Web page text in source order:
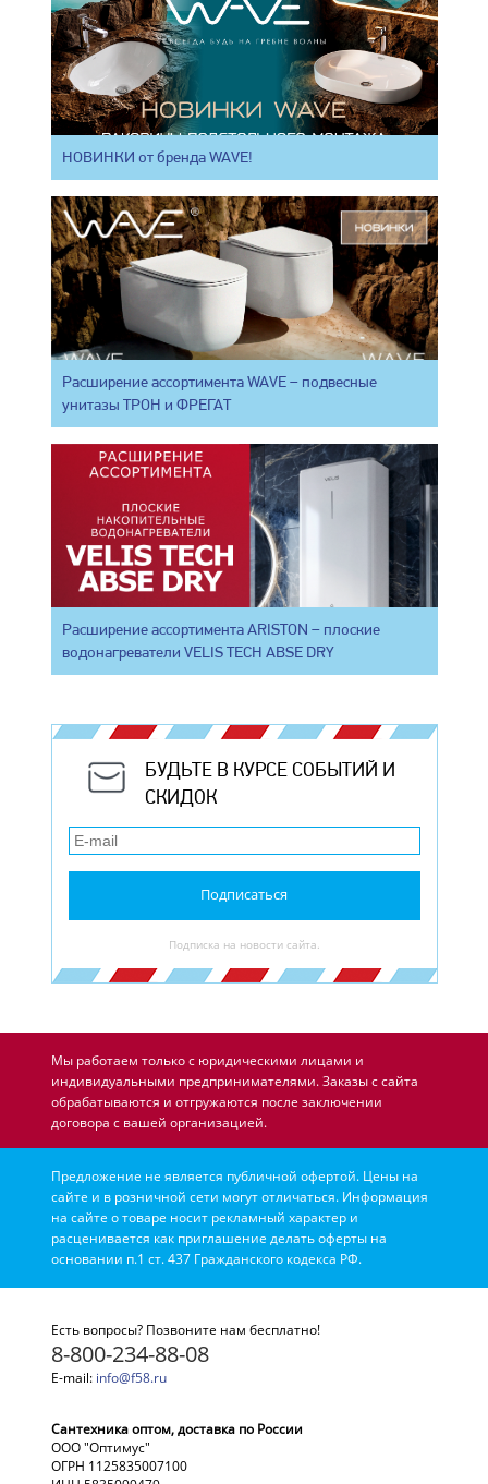
НОВИНКИ от бренда WAVE!
Расширение ассортимента WAVE – подвесные
унитазы ТРОН и ФРЕГАТ
Расширение ассортимента ARISTON – плоские
водонагреватели VELIS TECH ABSE DRY
БУДЬТЕ В КУРСЕ СОБЫТИЙ И
СКИДОК
Подписаться
Подписка на новости сайта.
Мы работаем только с юридическими лицами и
индивидуальными предпринимателями. Заказы с сайта
обрабатываются и отгружаются после заключении
договора с вашей организацией.
Предложение не является публичной офертой. Цены на
сайте и в розничной сети могут отличаться. Информация
на сайте о товаре носит рекламный характер и
расценивается как приглашение делать оферты на
основании п.1 ст. 437 Гражданского кодекса РФ.
Есть вопросы? Позвоните нам бесплатно!
8-800-234-88-08
E-mail: info@f58.ru
Сантехника оптом, доставка по России
ООО "Оптимус"
ОГРН 1125835007100